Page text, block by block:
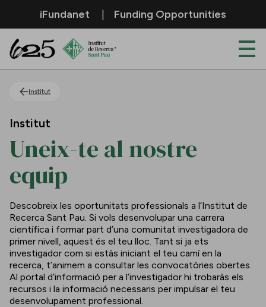
Salta al contingut principal
iFundanet Funding Opportunities
Institut
Institut
Uneix-te al nostre
equip
Descobreix les oportunitats professionals a l’Institut de
Recerca Sant Pau. Si vols desenvolupar una carrera
científica i formar part d’una comunitat investigadora de
primer nivell, aquest és el teu lloc. Tant si ja ets
investigador com si estàs iniciant el teu camí en la
recerca, t’animem a consultar les convocatòries obertes.
Al portal d’informació per a l’investigador hi trobaràs els
recursos i la informació necessaris per impulsar el teu
desenvolupament professional.